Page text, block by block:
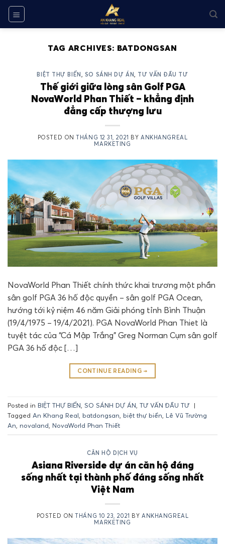
Skip
content
TAG ARCHIVES: BATDONGSAN
BIỆT THỰ BIỂN , SO SÁNH DỰ ÁN, TƯ VẤN ĐẦU TƯ
Thế giới giữa lòng sân Golf PGA
NovaWorld Phan Thiết – khẳng định
đẳng cấp thượng lưu
POSTED ONTHÁNG 12 31, 2021 BYANKHANGREAL
MARKETING
NovaWorld Phan Thiết chính thức khai trương một phần
sân golf PGA 36 hố độc quyền – sân golf PGA Ocean,
hướng tới kỷ niệm 46 năm Giải phóng tỉnh Bình Thuận
(19/4/1975 – 19/4/2021). PGA NovaWorld Phan Thiet là
tuyệt tác của “Cá Mập Trắng” Greg Norman Cụm sân golf
PGA 36 hố độc […]
CONTINUE READING →
Posted in BIỆT THỰ BIỂN, SO SÁNH DỰ ÁN, TƯ VẤN ĐẦU TƯ
|
Tagged An Khang Real, batdongsan, biệt thự biển, Lê Vũ Trường
An, novaland, NovaWorld Phan Thiết
CĂN HỘ DỊCH VỤ
Asiana Riverside dự án căn hộ đáng
sống nhất tại thành phố đáng sống nhất
Việt Nam
POSTED ONTHÁNG 10 23, 2021 BYANKHANGREAL
MARKETING